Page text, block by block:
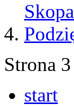
Strona
start